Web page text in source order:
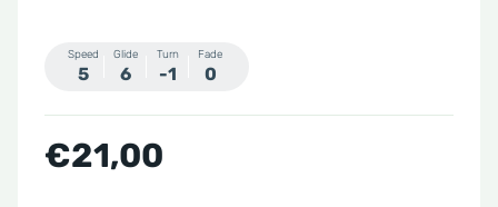
Speed
5
Glide
6
Turn
-1
Fade
0
€21,00